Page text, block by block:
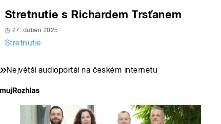
Stretnutie s Richardem Trsťanem
27. duben 2025
Stretnutie
Největší audioportál na českém internetu